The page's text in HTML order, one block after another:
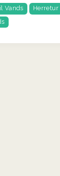
Vands
Herretur